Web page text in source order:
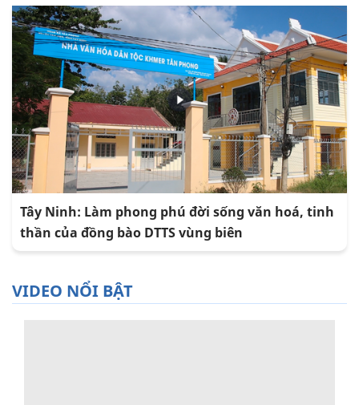
Tây Ninh: Làm phong phú đời sống văn hoá, tinh
thần của đồng bào DTTS vùng biên
VIDEO NỔI BẬT